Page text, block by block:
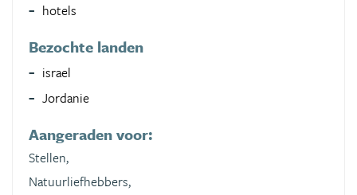
hotels
Bezochte landen
israel
Jordanie
Aangeraden voor:
Stellen,
Natuurliefhebbers,